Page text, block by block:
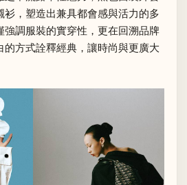
衫，塑造出兼具都會感與活力的多
強調服裝的實穿性，更在回溯品牌
的方式詮釋經典，讓時尚與更廣大